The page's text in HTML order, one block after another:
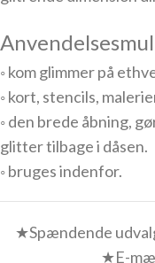
◦ kom glimmer på
◦ kort, stencils,
◦ den brede åbning,
glitter tilbage i dåsen.
◦ bruges indenfor.
★Spændende
★E-